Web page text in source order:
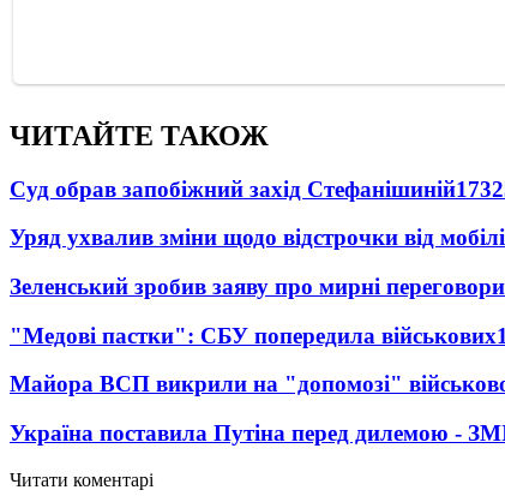
ЧИТАЙТЕ ТАКОЖ
Суд обрав запобіжний захід Стефанішиній
Уряд ухвалив зміни щодо відстрочки від
Зеленський зробив заяву про мирні переговори
"Медові пастки": СБУ попередила військових
Майора ВСП викрили на "допомозі"
Україна поставила Путіна перед дилемою -
Читати коментарі